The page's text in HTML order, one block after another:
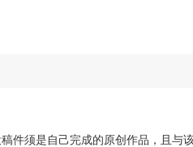
件须是自己完成的原创作品，且与